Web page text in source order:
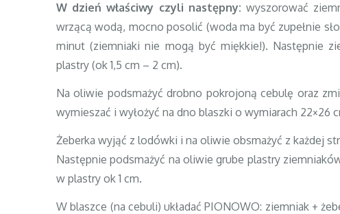
W dzień właściwy czyli następny: wyszorować
wrzącą wodą, mocno posolić (woda ma być zupełnie
minut (ziemniaki nie mogą być miękkie!). Następnie
plastry (ok 1,5 cm – 2 cm).
Na oliwie podsmażyć drobno pokrojoną cebulę oraz
wymieszać i wyłożyć na dno blaszki o wymiarach 22×26
Żeberka wyjąć z lodówki i na oliwie obsmażyć z każdej
Następnie podsmażyć na oliwie grube plastry
w plastry ok 1 cm.
W blaszce (na cebuli) układać PIONOWO: ziemniak +